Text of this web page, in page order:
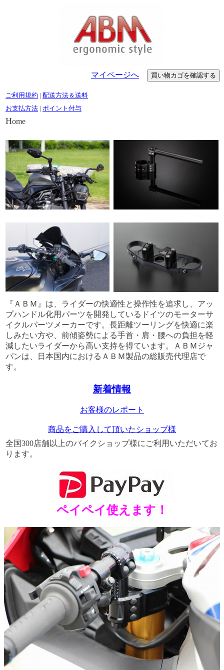
マイページへ
ご利用規約 | 配送方法＆送料
お支払方法
ポイント付与
Home
『ＡＢＭ』は、ライダーの快適性と操作性を追求し、アッ
プハンドル化用パーツを開発しているドイツのモーターサ
イクルパーツメーカーです。長距離ツーリングを快適に楽
しみたい方や、前傾姿勢による手首・肩・腰への負担を軽
減したいライダーから高い支持を得ています。ＡＢＭジャ
パンは、日本国内におけるＡＢＭ製品の総販売代理店で
す。
新着情報
お客様のレポート
商品をご購入して頂いたショップ様
全国300店舗以上のバイクショップ様にご利用いただいてお
ります。
ペイペイ使えます！